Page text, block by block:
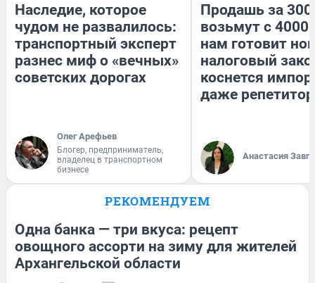
Наследие, которое
чудом не развалилось:
транспортный эксперт
разнес миф о «вечных»
советских дорогах
Олег Арефьев
Блогер, предприниматель,
владелец в транспортном
бизнесе
Продашь за
возьмут с
нам готовит
налоговый
коснется
даже
Анастасия
РЕКОМЕНДУЕМ
Одна банка — три вкуса: рецепт
овощного ассорти на зиму для жителей
Архангельской области